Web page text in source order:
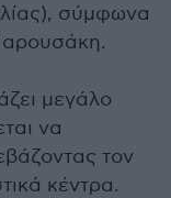
σύμφωνα
μεγάλο
να
τον
κέντρα.